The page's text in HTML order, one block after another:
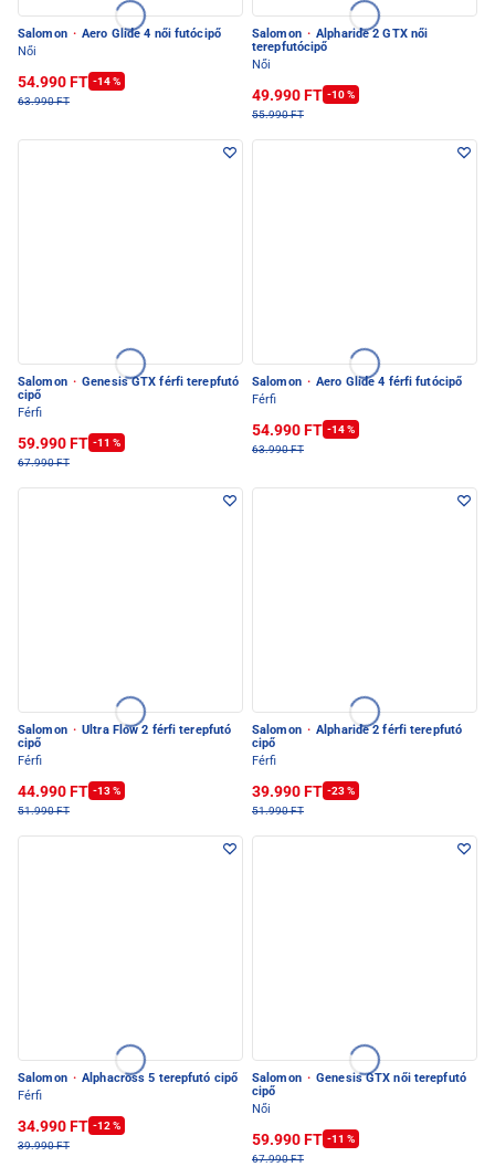
Salomon · Aero Glide 4 női futócipő
Női
54.990 FT -14 %
63.990 FT
Salomon · Alpharide 2 GTX női
terepfutócipő
Női
49.990 FT -10 %
55.990 FT
Salomon · Genesis GTX férfi terepfutó
cipő
Férfi
59.990 FT -11 %
67.990 FT
Salomon · Aero Glide 4 férfi futócipő
Férfi
54.990 FT -14 %
63.990 FT
Salomon · Ultra Flow 2 férfi terepfutó
cipő
Férfi
44.990 FT -13 %
51.990 FT
Salomon · Alpharide 2 férfi terepfutó
cipő
Férfi
39.990 FT -23 %
51.990 FT
Salomon · Alphacross 5 terepfutó cipő
Férfi
34.990 FT -12 %
39.990 FT
Salomon · Genesis GTX női terepfutó
cipő
Női
59.990 FT -11 %
67.990 FT